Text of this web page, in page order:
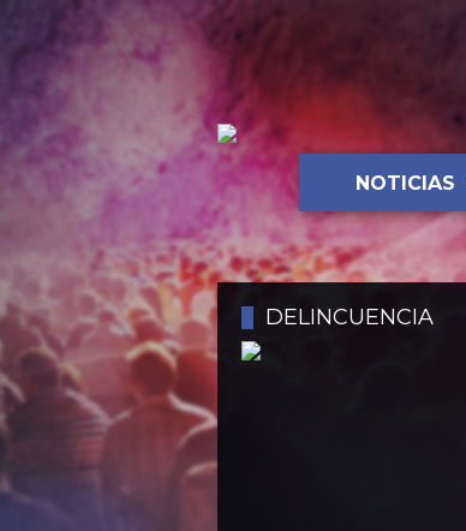
NOTICIAS
DELINCUENCIA